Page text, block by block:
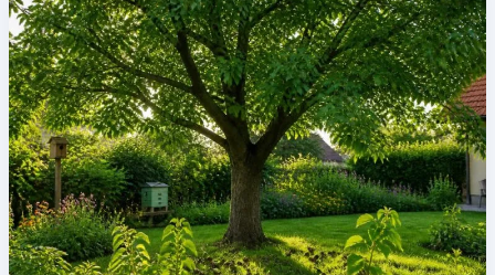
:
astuces
pour
un
potager
naturel
et
fertile